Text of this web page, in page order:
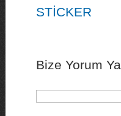
STİCKER
Bize Yorum